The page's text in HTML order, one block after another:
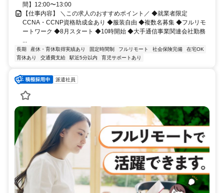
間】12:00〜13:00
【仕事内容】 ＼この求人のおすすめポイント／ ◆就業者限定
CCNA・CCNP資格助成金あり ◆服装自由 ◆複数名募集 ◆フルリモ
ートワーク ◆8月スタート ◆10時開始 ◆大手通信事業関連会社勤務
長期 産休・育休取得実績あり 固定時間制 フルリモート 社会保険完備
在宅OK
育休あり
交通費支給 駅近5分以内 育児サポートあり
派遣社員